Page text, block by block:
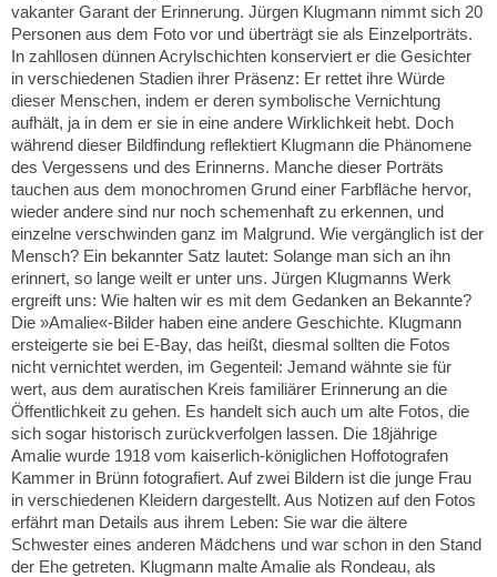
vakanter Garant der Erinnerung. Jürgen Klugmann nimmt sich 20
Personen aus dem Foto vor und überträgt sie als Einzelporträts.
In zahllosen dünnen Acrylschichten konserviert er die Gesichter
in verschiedenen Stadien ihrer Präsenz: Er rettet ihre Würde
dieser Menschen, indem er deren symbolische Vernichtung
aufhält, ja in dem er sie in eine andere Wirklichkeit hebt. Doch
während dieser Bildfindung reflektiert Klugmann die Phänomene
des Vergessens und des Erinnerns. Manche dieser Porträts
tauchen aus dem monochromen Grund einer Farbfläche hervor,
wieder andere sind nur noch schemenhaft zu erkennen, und
einzelne verschwinden ganz im Malgrund. Wie vergänglich ist der
Mensch? Ein bekannter Satz lautet: Solange man sich an ihn
erinnert, so lange weilt er unter uns. Jürgen Klugmanns Werk
ergreift uns: Wie halten wir es mit dem Gedanken an Bekannte?
Die »Amalie«-Bilder haben eine andere Geschichte. Klugmann
ersteigerte sie bei E-Bay, das heißt, diesmal sollten die Fotos
nicht vernichtet werden, im Gegenteil: Jemand wähnte sie für
wert, aus dem auratischen Kreis familiärer Erinnerung an die
Öffentlichkeit zu gehen. Es handelt sich auch um alte Fotos, die
sich sogar historisch zurückverfolgen lassen. Die 18jährige
Amalie wurde 1918 vom kaiserlich-königlichen Hoffotografen
Kammer in Brünn fotografiert. Auf zwei Bildern ist die junge Frau
in verschiedenen Kleidern dargestellt. Aus Notizen auf den Fotos
erfährt man Details aus ihrem Leben: Sie war die ältere
Schwester eines anderen Mädchens und war schon in den Stand
der Ehe getreten. Klugmann malte Amalie als Rondeau, als